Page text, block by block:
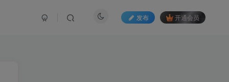
发布 开通会员